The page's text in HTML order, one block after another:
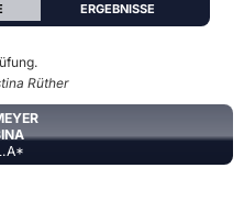
ERGEBNISSE
Rüther